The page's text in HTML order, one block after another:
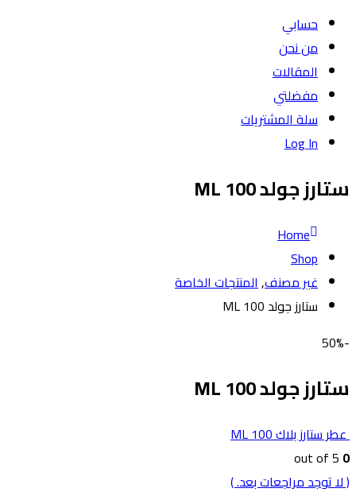
حسابي
من نحن
المقالات
مفضلتي
سلة المشتريات
Log In
ستارز جولد 100 ML
Home
Shop
غير مصنف,المنتجات الخاصة
ستارز جولد 100 ML
-50%
ستارز جولد 100 ML
عطر ستارز بلاك 100 ML
0
( لا توجد مراجعات بعد. )